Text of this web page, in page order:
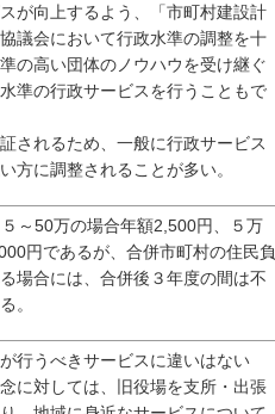
が向上するよう、「市町村建設計
議会において行政水準の調整を十
の高い団体のノウハウを受け継ぐ
準の行政サービスを行うこともで
されるため、一般に行政サービス
方に調整されることが多い。
～50万の場合年額2,500円、５万
円であるが、合併市町村の住民負
場合には、合併後３年度の間は不
。
行うべきサービスに違いはない
に対しては、旧役場を支所・出張